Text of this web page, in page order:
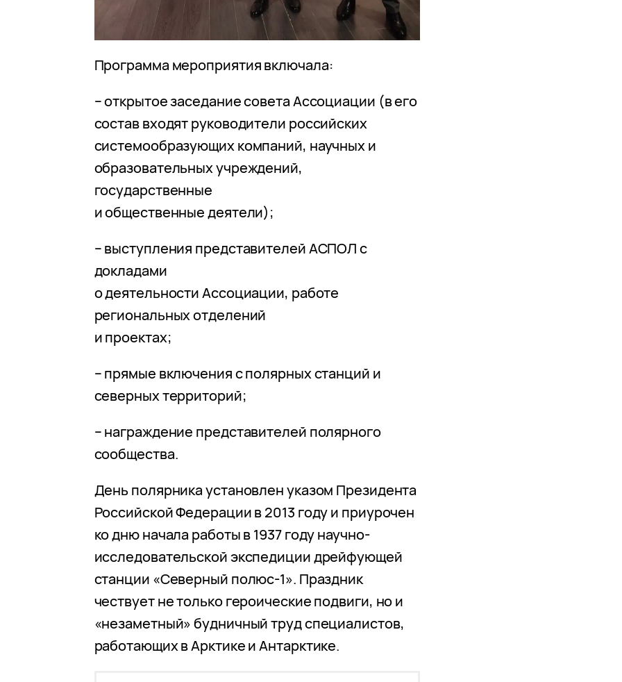
Программа мероприятия включала:
– открытое заседание совета Ассоциации (в его
состав входят руководители российских
системообразующих компаний, научных и
образовательных учреждений,
государственные
и общественные деятели);
– выступления представителей АСПОЛ с
докладами
о деятельности Ассоциации, работе
региональных отделений
и проектах;
– прямые включения с полярных станций и
северных территорий;
– награждение представителей полярного
сообщества.
День полярника установлен указом Президента
Российской Федерации в 2013 году и приурочен
ко дню начала работы в 1937 году научно-
исследовательской экспедиции дрейфующей
станции «Северный полюс-1». Праздник
чествует не только героические подвиги, но и
«незаметный» будничный труд специалистов,
работающих в Арктике и Антарктике.